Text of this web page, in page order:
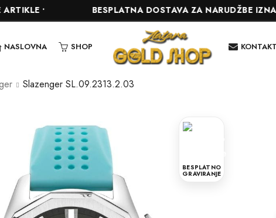
• BESPLATNA DOSTAVA ZA NARUDŽBE IZNAD
NASLOVNA SHOP
Slazenger SL.09.2313.2.03
BESPLATNO
GRAVIRANJE